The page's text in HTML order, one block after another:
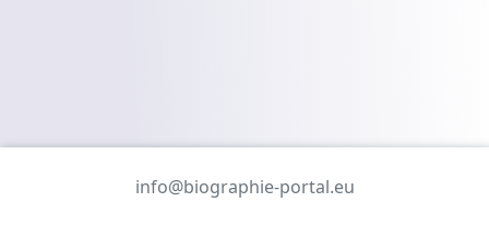
info@biographie-portal.eu